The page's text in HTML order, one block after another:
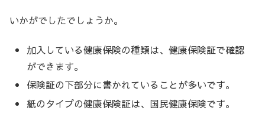
いかがでしたでしょうか。
加入している健康保険の種類は、健康保険証で確認
ができます。
保険証の下部分に書かれていることが多いです。
紙のタイプの健康保険証は、国民健康保険です。